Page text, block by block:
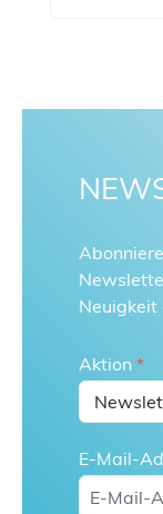
Neuigkeit
Aktion *
E-Mail-